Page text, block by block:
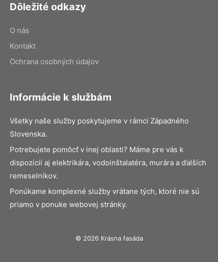
Dôležité odkazy
O nás
Kontakt
Ochrana osobných údajov
Informácie k službám
Všetky naše služby poskytujeme v rámci Západného
Slovenska.
Potrebujete pomôcť v inej oblasti? Máme pre vás k
dispozícii aj elektrikára, vodoinštalatéra, murára a ďalších
remeselníkov.
Ponúkame komplexné služby vrátane tých, ktoré nie sú
priamo v ponuke webovej stránky.
© 2026 Krásna fasáda